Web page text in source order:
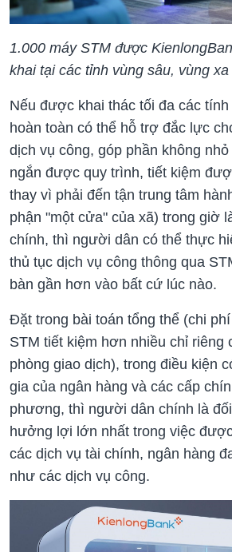
1.000 máy STM được
khai tại các tỉnh vùng sâu, vùng
Nếu được khai thác tối đa các
hoàn toàn có thể hỗ trợ đắc lực
dịch vụ công, góp phần không
ngắn được quy trình, tiết kiệm
thay vì phải đến tận trung tâm
phận "một cửa" của xã) trong giờ
chính, thì người dân có thể thực
thủ tục dịch vụ công thông qua
bàn gần hơn vào bất cứ lúc nào.
Đặt trong bài toán tổng thể (chi
STM tiết kiệm hơn nhiều chỉ riêng
phòng giao dịch), trong điều kiện
gia của ngân hàng và các cấp
phương, thì người dân chính là
hưởng lợi lớn nhất trong việc
các dịch vụ tài chính, ngân hàng
như các dịch vụ công.